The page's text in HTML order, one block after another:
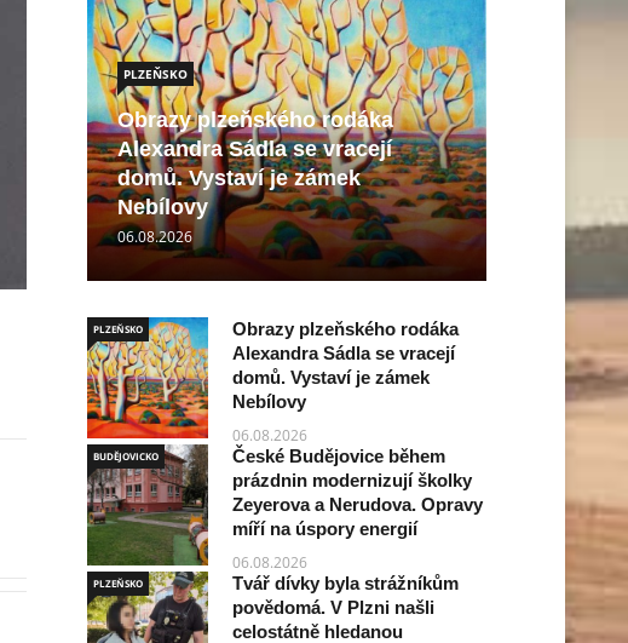
PLZEŇSKO
Obrazy plzeňského rodáka
Alexandra Sádla se vracejí
domů. Vystaví je zámek
Nebílovy
06.08.2026
PLZEŇSKO
Obrazy plzeňského rodáka
Alexandra Sádla se vracejí
domů. Vystaví je zámek
Nebílovy
06.08.2026
BUDĚJOVICKO
České Budějovice během
prázdnin modernizují školky
Zeyerova a Nerudova. Opravy
míří na úspory energií
06.08.2026
PLZEŇSKO
Tvář dívky byla strážníkům
povědomá. V Plzni našli
celostátně hledanou